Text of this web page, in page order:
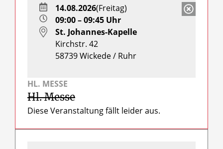
HL. MESSE
Hl. Messe
Diese Veranstaltung fällt leider aus.
14.08.2026(Freitag)
09:00 – 09:45 Uhr
St. Johannes-Kapelle
Kirchstr. 42
58739Wickede / Ruhr